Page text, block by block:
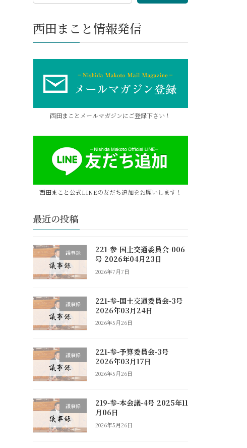
西田まこと情報発信
西田まことメールマガジンにご登録下さい！
西田まこと公式LINEの友だち追加をお願いします！
最近の投稿
議事録
221-参-国土交通委員会-006
号 2026年04月23日
2026年7月7日
議事録
221-参-国土交通委員会-3号
2026年03月24日
2026年5月26日
議事録
221-参-予算委員会-3号
2026年03月17日
2026年5月26日
議事録
219-参-本会議-4号 2025年11
月06日
2026年5月26日